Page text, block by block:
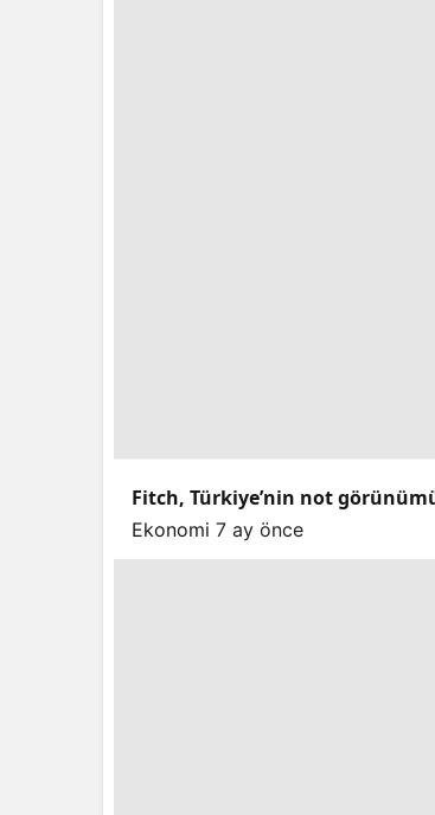
Fitch, Türkiye’nin not
Ekonomi 7 ay önce